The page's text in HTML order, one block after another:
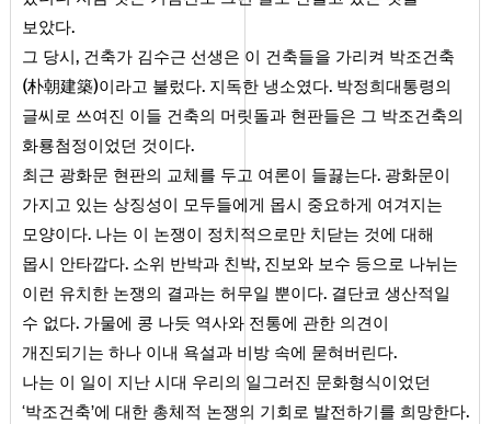
보았다.
그 당시, 건축가 김수근 선생은 이 건축들을 가리켜 박조건축
(朴朝建築)이라고 불렀다. 지독한 냉소였다. 박정희대통령의
글씨로 쓰여진 이들 건축의 머릿돌과 현판들은 그 박조건축의
화룡첨정이었던 것이다.
최근 광화문 현판의 교체를 두고 여론이 들끓는다. 광화문이
가지고 있는 상징성이 모두들에게 몹시 중요하게 여겨지는
모양이다. 나는 이 논쟁이 정치적으로만 치닫는 것에 대해
몹시 안타깝다. 소위 반박과 친박, 진보와 보수 등으로 나뉘는
이런 유치한 논쟁의 결과는 허무일 뿐이다. 결단코 생산적일
수 없다. 가물에 콩 나듯 역사와 전통에 관한 의견이
개진되기는 하나 이내 욕설과 비방 속에 묻혀버린다.
나는 이 일이 지난 시대 우리의 일그러진 문화형식이었던
‘박조건축’에 대한 총체적 논쟁의 기회로 발전하기를 희망한다.